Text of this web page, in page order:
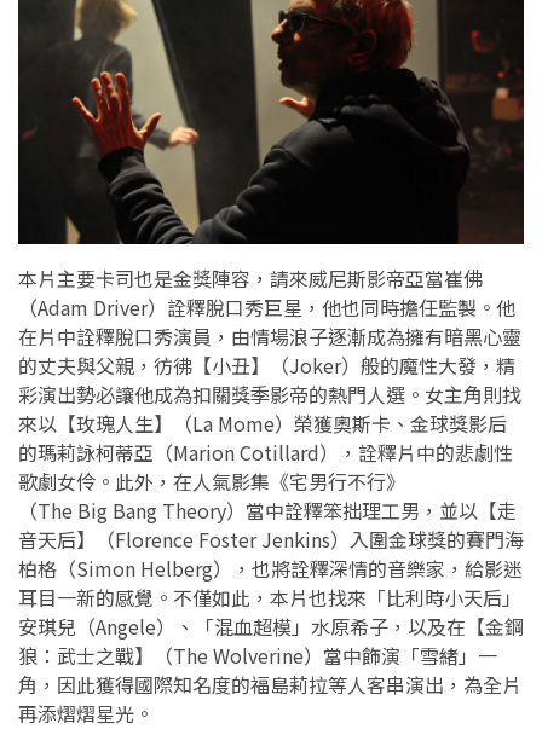
本片主要卡司也是金獎陣容，請來威尼斯影帝亞當崔佛
（Adam Driver）詮釋脫口秀巨星，他也同時擔任監製。他
在片中詮釋脫口秀演員，由情場浪子逐漸成為擁有暗黑心靈
的丈夫與父親，彷彿【小丑】（Joker）般的魔性大發，精
彩演出勢必讓他成為扣關獎季影帝的熱門人選。女主角則找
來以【玫瑰人生】（La Mome）榮獲奧斯卡、金球獎影后
的瑪莉詠柯蒂亞（Marion Cotillard），詮釋片中的悲劇性
歌劇女伶。此外，在人氣影集《宅男行不行》
（The Big Bang Theory）當中詮釋笨拙理工男，並以【走
音天后】（Florence Foster Jenkins）入圍金球獎的賽門海
柏格（Simon Helberg），也將詮釋深情的音樂家，給影迷
耳目一新的感覺。不僅如此，本片也找來「比利時小天后」
安琪兒（Angele）、「混血超模」水原希子，以及在【金鋼
狼：武士之戰】（The Wolverine）當中飾演「雪緒」一
角，因此獲得國際知名度的福島莉拉等人客串演出，為全片
再添熠熠星光。